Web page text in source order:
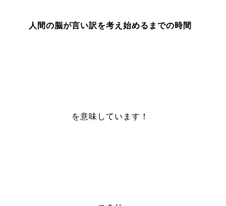
人間の脳が言い訳を考え始めるまでの時間
を意味しています！